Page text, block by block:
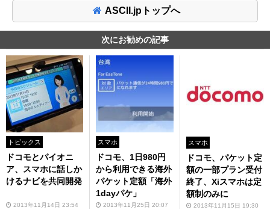
ASCII.jpトップへ
次にお勧めの記事
トピックス
ドコモとパイオニ
ア、スマホに話しか
けるナビを共同開発
2013年11月14日 23:54
スマホ
ドコモ、1日980円
から利用できる海外
パケット定額「海外
1dayパケ」
2013年11月25日 20:07
スマホ
ドコモ、パケット定
額の一部プラン受付
終了、Xiスマホは定
額制のみに
2013年11月15日 19:30